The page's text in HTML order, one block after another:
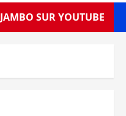
JAMBO SUR YOUTUBE